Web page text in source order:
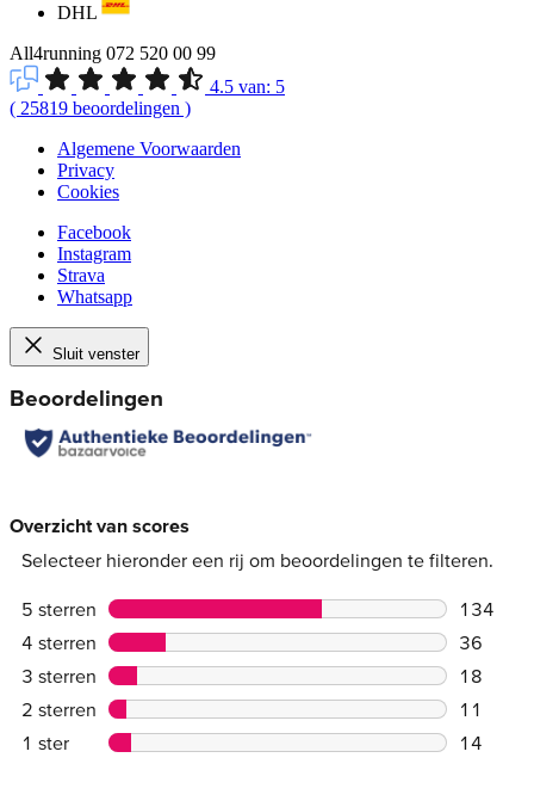
DHL
All4running 072 520 00 99
4.5 van: 5
( 25819 beoordelingen )
Algemene Voorwaarden
Privacy
Cookies
Facebook
Instagram
Strava
Whatsapp
Sluit venster